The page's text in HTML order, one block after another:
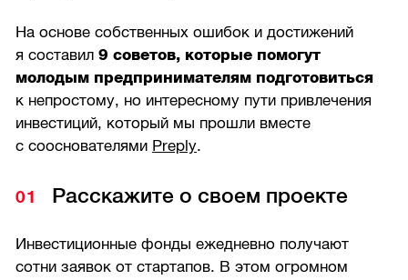
На основе собственных ошибок и достижений
я составил9 советов, которые помогут
молодым предпринимателям подготовиться
к непростому, но интересному пути привлечения
инвестиций, который мы прошли вместе
с сооснователями Preply.
Расскажите о своем проекте
Инвестиционные фонды ежедневно получают
сотни заявок от стартапов. В этом огромном